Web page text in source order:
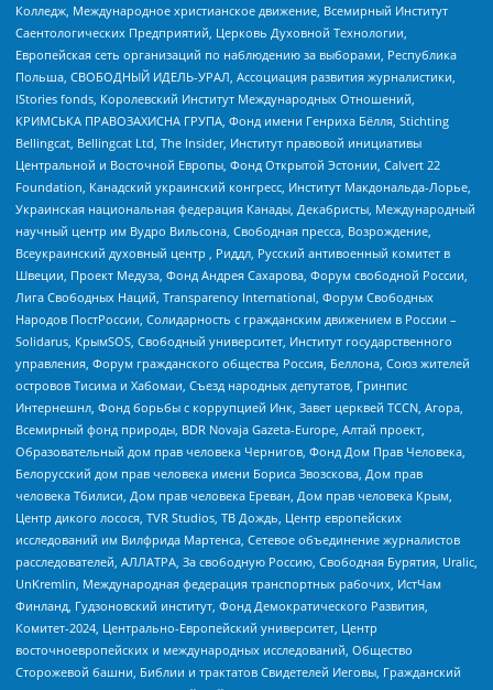
Колледж, Международное христианское движение, Всемирный Институт
Саентологических Предприятий, Церковь Духовной Технологии,
Европейская сеть организаций по наблюдению за выборами, Республика
Польша, СВОБОДНЫЙ ИДЕЛЬ-УРАЛ, Ассоциация развития журналистики,
IStories fonds, Королевский Институт Международных Отношений,
КРИМСЬКА ПРАВОЗАХИСНА ГРУПА, Фонд имени Генриха Бёлля, Stichting
Bellingcat, Bellingcat Ltd, The Insider, Институт правовой инициативы
Центральной и Восточной Европы, Фонд Открытой Эстонии, Calvert 22
Foundation, Канадский украинский конгресс, Институт Макдональда-Лорье,
Украинская национальная федерация Канады, Декабристы, Международный
научный центр им Вудро Вильсона, Свободная пресса, Возрождение,
Всеукраинский духовный центр , Риддл, Русский антивоенный комитет в
Швеции, Проект Медуза, Фонд Андрея Сахарова, Форум свободной России,
Лига Свободных Наций, Transparеncy International, Форум Свободных
Народов ПостРоссии, Солидарность с гражданским движением в России –
Solidarus, КрымSOS, Свободный университет, Институт государственного
управления, Форум гражданского общества Россия, Беллона, Союз жителей
островов Тисима и Хабомаи, Съезд народных депутатов, Гринпис
Интернешнл, Фонд борьбы с коррупцией Инк, Завет церквей TCCN, Агора,
Всемирный фонд природы, BDR Novaja Gazeta-Europe, Алтай проект,
Образовательный дом прав человека Чернигов, Фонд Дом Прав Человека,
Белорусский дом прав человека имени Бориса Звозскова, Дом прав
человека Тбилиси, Дом прав человека Ереван, Дом прав человека Крым,
Центр дикого лосося, TVR Studios, ТВ Дождь, Центр европейских
исследований им Вилфрида Мартенса, Сетевое объединение журналистов
расследователей, АЛЛАТРА, За свободную Россию, Свободная Бурятия, Uralic,
UnKremlin, Международная федерация транспортных рабочих, ИстЧам
Финланд, Гудзоновский институт, Фонд Демократического Развития,
Комитет-2024, Центрально-Европейский университет, Центр
восточноевропейских и международных исследований, Общество
Сторожевой башни, Библии и трактатов Свидетелей Иеговы, Гражданский